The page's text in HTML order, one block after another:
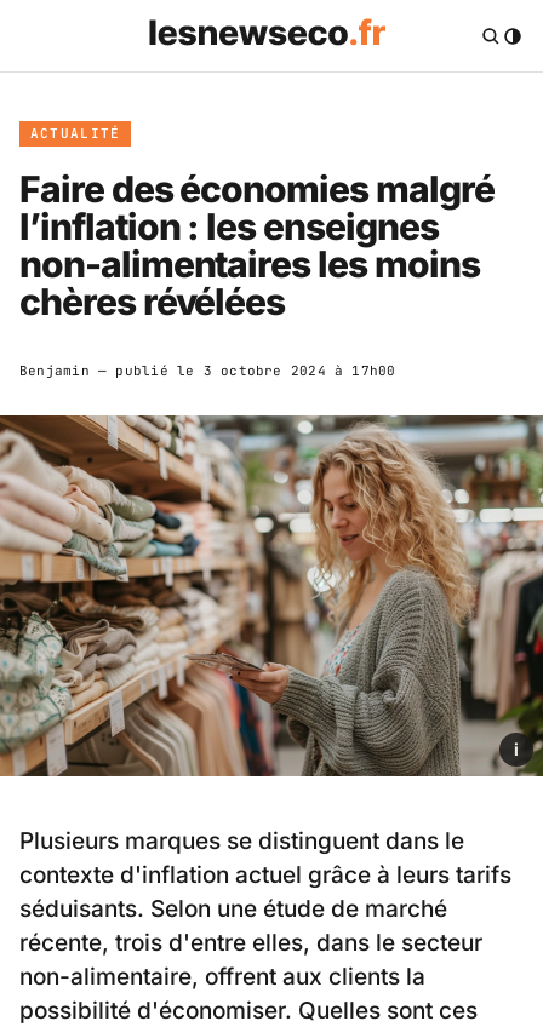
ACTUALITÉ
Faire des économies malgré
l’inflation : les enseignes
non-alimentaires les moins
chères révélées
Benjamin — publié le 3 octobre 2024 à 17h00
i
Plusieurs marques se distinguent dans le
contexte d'inflation actuel grâce à leurs tarifs
séduisants. Selon une étude de marché
récente, trois d'entre elles, dans le secteur
non-alimentaire, offrent aux clients la
possibilité d'économiser. Quelles sont ces